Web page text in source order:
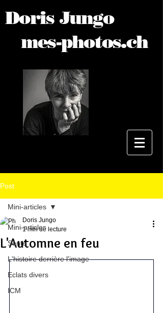
Doris Jungo
mes-photos.ch
Post
Mini-articles
Santé
L'histoire derrière l'image
Eclats divers
ICM
Mini-articles
L'Automne en feu
Doris Jungo
1 min de lecture